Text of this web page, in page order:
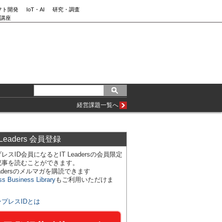
ト開発 IoT・AI
研究・調査
座
経営課題一覧へ
会員登録
スID会員になるとIT Leadersの会員限定
を読むことができます。
のメルマガを購読できます
Business Libraryもご利用いただけま
プレスIDとは